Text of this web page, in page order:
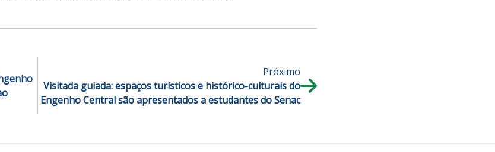
Próximo
Visitada guiada: espaços turísticos e histórico-culturais do
Engenho Central são apresentados a estudantes do Senac